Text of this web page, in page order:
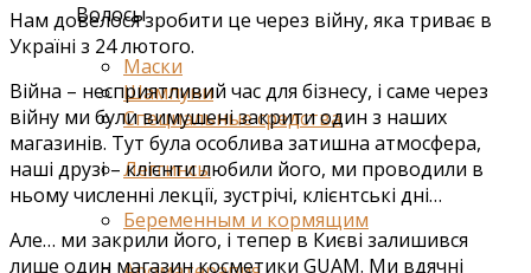
Волосы
Маски
Шампуни
Специальные средства
Леггинсы
Беременным и кормящим
Нам довелося зробити це через війну, яка триває в
Україні з 24 лютого.
Війна – несприятливий час для бізнесу, і саме через
війну ми були вимушені закрити один з наших
магазинів. Тут була особлива затишна атмосфера,
наші друзі – клієнти любили його, ми проводили в
ньому численні лекції, зустрічі, клієнтські дні…
Але… ми закрили його, і тепер в Києві залишився
лише один магазин косметики GUAM. Ми вдячні